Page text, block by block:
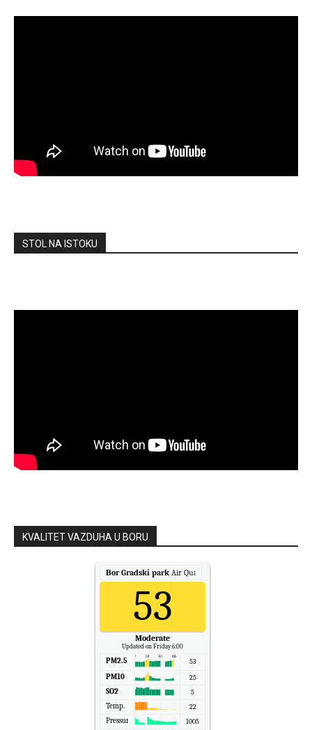
STOL NA ISTOKU
KVALITET VAZDUHA U BORU
Bor Gradski park Air Quality.
53
Moderate
Updated on Friday 6:00
PM2.5 53
PM10 25
SO2 5
Temp. 22
Pressure 1005